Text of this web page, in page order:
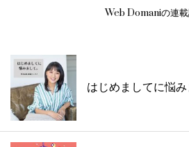
Web Domaniの連
はじめましてに悩み